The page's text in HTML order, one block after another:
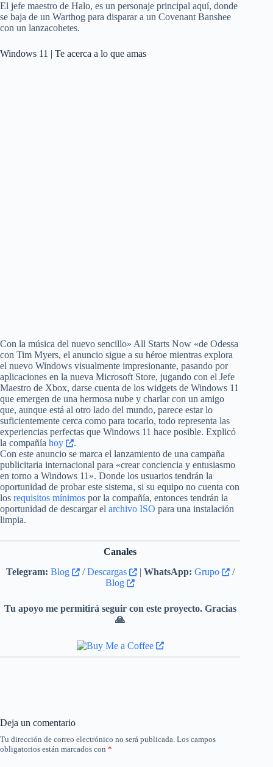
El jefe maestro de Halo, es un personaje principal aquí, donde
se baja de un Warthog para disparar a un Covenant Banshee
con un lanzacohetes.
Windows 11 | Te acerca a lo que amas
Con la música del nuevo sencillo» All Starts Now «de Odessa
con Tim Myers, el anuncio sigue a su héroe mientras explora
el nuevo Windows visualmente impresionante, pasando por
aplicaciones en la nueva Microsoft Store, jugando con el Jefe
Maestro de Xbox, darse cuenta de los widgets de Windows 11
que emergen de una hermosa nube y charlar con un amigo
que, aunque está al otro lado del mundo, parece estar lo
suficientemente cerca como para tocarlo, todo representa las
experiencias perfectas que Windows 11 hace posible. Explicó
la compañía hoy
.
Con este anuncio se marca el lanzamiento de una campaña
publicitaria internacional para «crear conciencia y entusiasmo
en torno a Windows 11». Donde los usuarios tendrán la
oportunidad de probar este sistema, si su equipo no cuenta con
los requisitos mínimos por la compañía, entonces tendrán la
oportunidad de descargar el archivo ISO para una instalación
limpia.
Canales
Telegram: Blog /Descargas | WhatsApp: Grupo
/
Blog
Tu apoyo me permitirá seguir con este proyecto. Gracias
🙏
Deja un comentario
Tu dirección de correo electrónico no será publicada. Los campos
obligatorios están marcados con *